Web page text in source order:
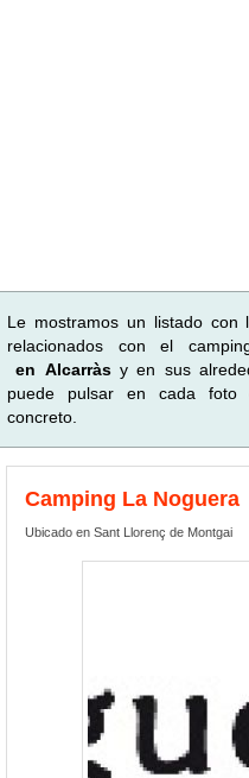
Le mostramos un listado con
relacionados con el
en Alcarràsy en sus
puede pulsar en cada foto
concreto.
Camping La Noguera
Ubicado en Sant Llorenç de Montgai